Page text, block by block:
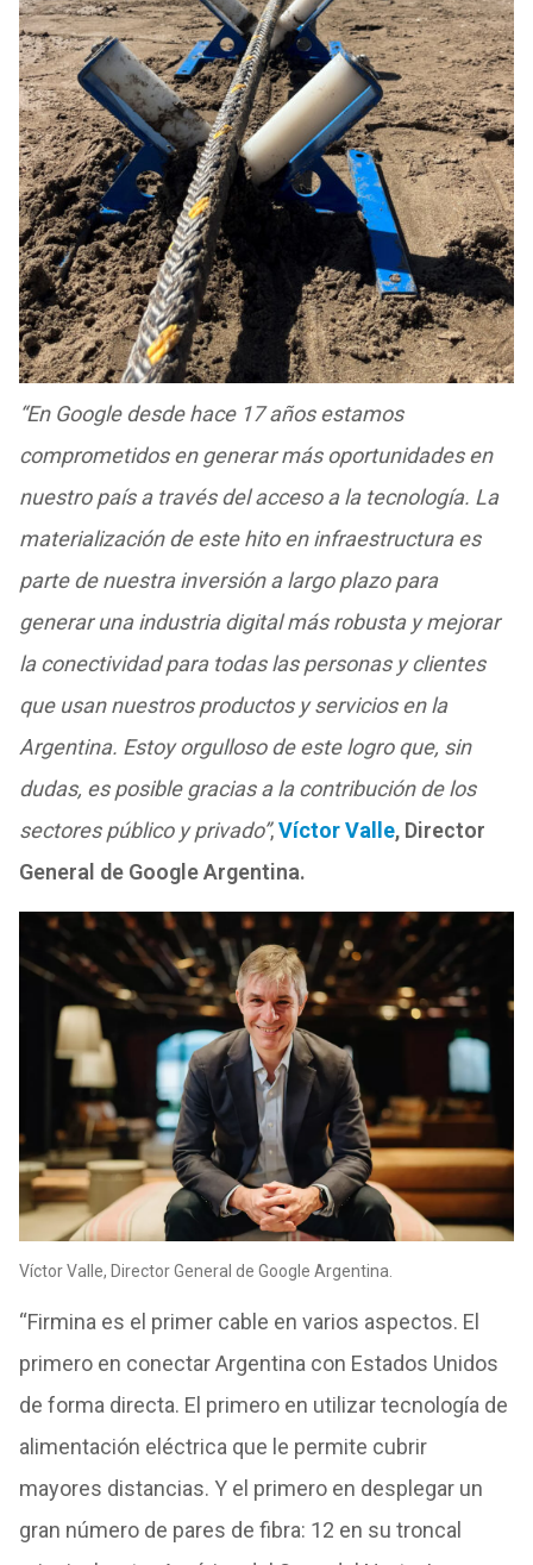
“En Google desde hace 17 años estamos
comprometidos en generar más oportunidades en
nuestro país a través del acceso a la tecnología. La
materialización de este hito en infraestructura es
parte de nuestra inversión a largo plazo para
generar una industria digital más robusta y mejorar
la conectividad para todas las personas y clientes
que usan nuestros productos y servicios en la
Argentina. Estoy orgulloso de este logro que, sin
dudas, es posible gracias a la contribución de los
sectores público y privado”,Víctor Valle, Director
General de Google Argentina.
Víctor Valle, Director General de Google Argentina.
“Firmina es el primer cable en varios aspectos. El
primero en conectar Argentina con Estados Unidos
de forma directa. El primero en utilizar tecnología de
alimentación eléctrica que le permite cubrir
mayores distancias. Y el primero en desplegar un
gran número de pares de fibra: 12 en su troncal